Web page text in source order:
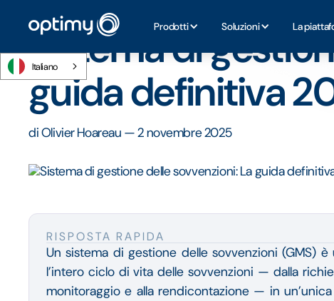
Prodotti Soluzioni La
Italiano
Sistema di
guida definitiva
diOlivier Hoareau —2 novembre 2025
RISPOSTA RAPIDA
Un sistema di gestione delle sovvenzioni (GMS)
l’intero ciclo di vita delle sovvenzioni — dalla
monitoraggio e alla rendicontazione — in